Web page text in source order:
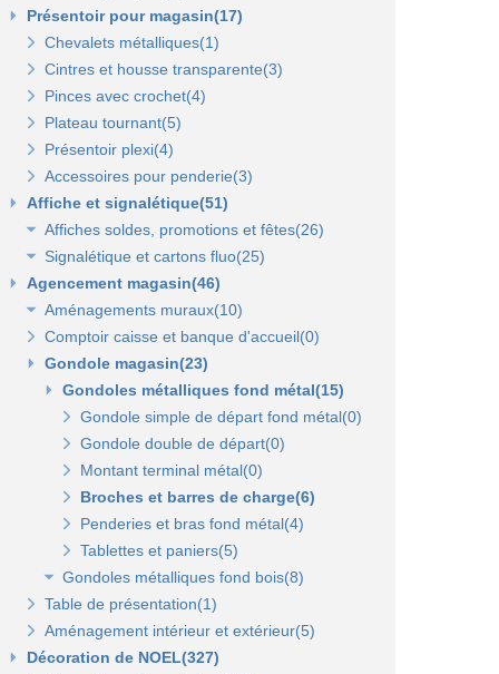
Présentoir pour magasin(17)
Chevalets métalliques(1)
Cintres et housse transparente(3)
Pinces avec crochet(4)
Plateau tournant(5)
Présentoir plexi(4)
Accessoires pour penderie(3)
Affiche et signalétique(51)
Affiches soldes, promotions et fêtes(26)
Affiches fêtes(5)
Affiches soldes(21)
Signalétique et cartons fluo(25)
Cartons fluo(13)
Plaques signalétiques(10)
Tableaux horaires(2)
Agencement magasin(46)
Aménagements muraux(10)
Panneaux rainurés et accessoires(10)
Panneaux rainurés(0)
Rails et profils(0)
Gondole panneau rainuré(2)
Broches pour panneaux(3)
Tablettes bois et supports(3)
Tablettes verre et supports(3)
Autres supports(5)
Bras et penderies pour panneaux standard(0)
Panneaux en bois Opus(0)
Panneaux Opus(0)
Tablettes bois et supports Opus(0)
Accessoires pour panneaux Opus(0)
Tablettes verre et supports Opus(0)
Comptoir caisse et banque d'accueil(0)
Gondole magasin(23)
Gondoles métalliques fond métal(15)
Gondole simple de départ fond métal(0)
Gondole double de départ(0)
Montant terminal métal(0)
Broches et barres de charge(6)
Penderies et bras fond métal(4)
Tablettes et paniers(5)
Gondoles métalliques fond bois(8)
Gondole simple de départ fond bois(0)
Montant terminal pour fond bois(0)
Penderies et bras fond bois(4)
Table de présentation(1)
Aménagement intérieur et extérieur(5)
Décoration de NOEL(327)